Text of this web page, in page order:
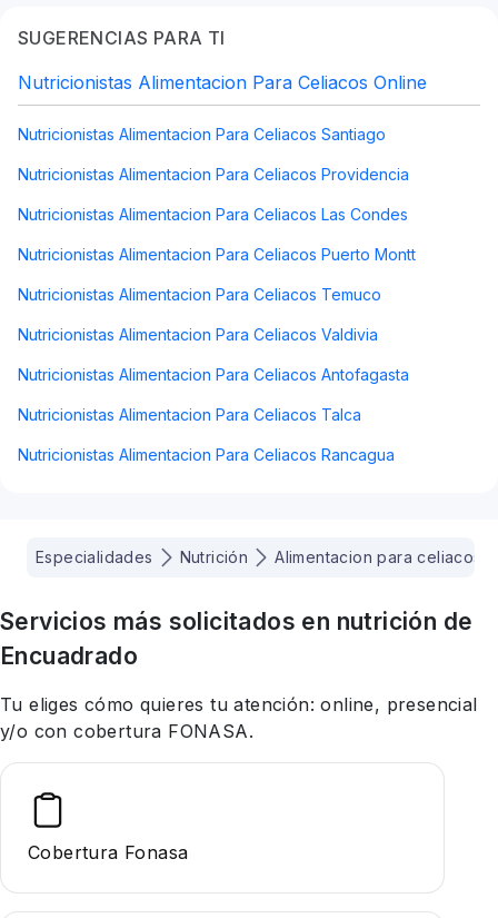
SUGERENCIAS PARA TI
Nutricionistas Alimentacion Para Celiacos Online
Nutricionistas Alimentacion Para Celiacos Santiago
Nutricionistas Alimentacion Para Celiacos Providencia
Nutricionistas Alimentacion Para Celiacos Las Condes
Nutricionistas Alimentacion Para Celiacos Puerto Montt
Nutricionistas Alimentacion Para Celiacos Temuco
Nutricionistas Alimentacion Para Celiacos Valdivia
Nutricionistas Alimentacion Para Celiacos Antofagasta
Nutricionistas Alimentacion Para Celiacos Talca
Nutricionistas Alimentacion Para Celiacos Rancagua
Especialidades Nutrición Alimentacion para celiacos
Servicios más solicitados en nutrición de
Encuadrado
Tu eliges cómo quieres tu atención: online, presencial
y/o con cobertura FONASA.
Cobertura Fonasa